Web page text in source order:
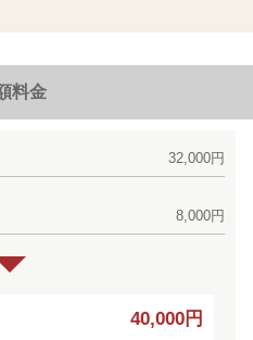
料金
32,000円
8,000円
40,000円